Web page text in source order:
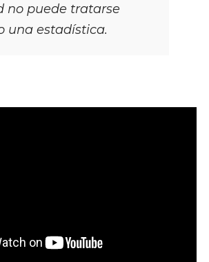
no puede tratarse
una estadística.